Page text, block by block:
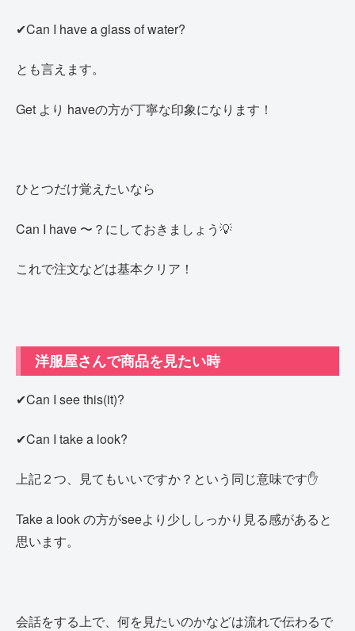
✔Can I have a glass of water?
とも言えます。
Get より haveの方が丁寧な印象になります！
ひとつだけ覚えたいなら
Can I have 〜？にしておきましょう💡
これで注文などは基本クリア！
洋服屋さんで商品を見たい時
✔Can I see this(it)?
✔Can I take a look?
上記２つ、見てもいいですか？という同じ意味です✋
Take a look の方がseeより少ししっかり見る感があると
思います。
会話をする上で、何を見たいのかなどは流れで伝わるで